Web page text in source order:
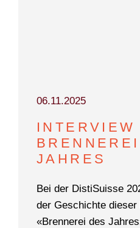
06.11.2025
INTERVIEW
JAHRES
Bei der DistiSuisse
der Geschichte dieser
«Brennerei des